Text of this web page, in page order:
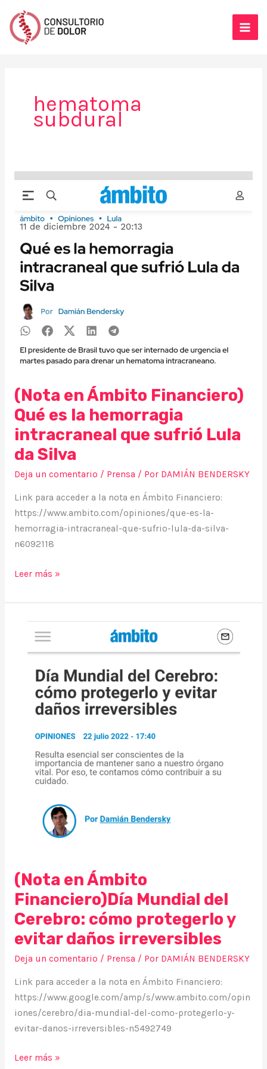
contenido
hematoma
subdural
(Nota en Ámbito Financiero)
Qué es la hemorragia
intracraneal que sufrió Lula
da Silva
Deja un comentario / Prensa / Por DAMIÁN BENDERSKY
Link para acceder a la nota en Ámbito Financiero:
https://www.ambito.com/opiniones/que-es-la-
hemorragia-intracraneal-que-sufrio-lula-da-silva-
n6092118
(Nota
en
Financiero)
es
la
hemorragia
intracraneal
que
sufrió
Lula
da
Leer más »
(Nota en Ámbito
Financiero)Día Mundial del
Cerebro: cómo protegerlo y
evitar daños irreversibles
Deja un comentario / Prensa / Por DAMIÁN BENDERSKY
Link para acceder a la nota en Ámbito Financiero:
https://www.google.com/amp/s/www.ambito.com/opin
iones/cerebro/dia-mundial-del-como-protegerlo-y-
evitar-danos-irreversibles-n5492749
(Nota
Ámbito
Financiero)Día
Mundial
Cerebro:
cómo
evitar
irreversibles
Leer más »